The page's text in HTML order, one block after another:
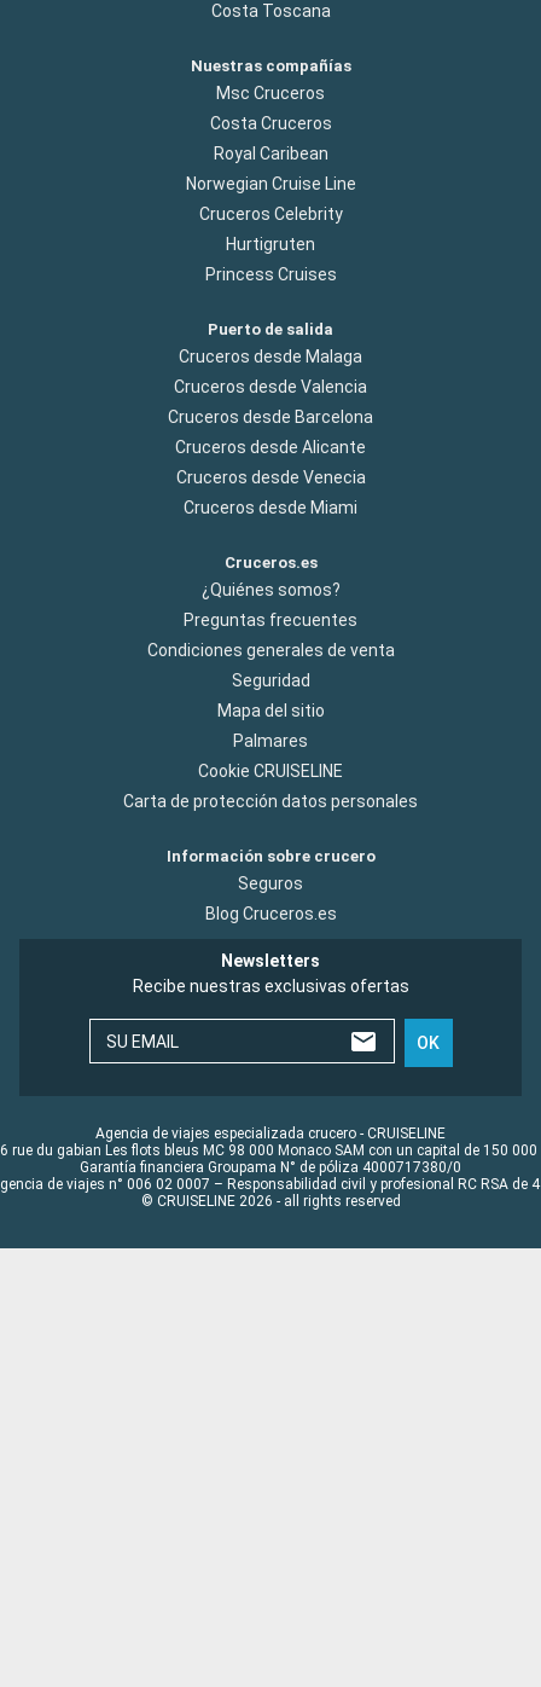
Costa Toscana
Nuestras compañías
Msc Cruceros
Costa Cruceros
Royal Caribean
Norwegian Cruise Line
Cruceros Celebrity
Hurtigruten
Princess Cruises
Puerto de salida
Cruceros desde Malaga
Cruceros desde Valencia
Cruceros desde Barcelona
Cruceros desde Alicante
Cruceros desde Venecia
Cruceros desde Miami
Cruceros.es
¿Quiénes somos?
Preguntas frecuentes
Condiciones generales de venta
Seguridad
Mapa del sitio
Palmares
Cookie CRUISELINE
Carta de protección datos personales
Información sobre crucero
Seguros
Blog Cruceros.es
Newsletters
Recibe nuestras exclusivas ofertas
SU EMAIL OK
Agencia de viajes especializada crucero - CRUISELINE
rue du gabian Les flots bleus MC 98 000 Monaco SAM con un capital de 150 000
Garantía financiera Groupama N° de póliza 4000717380/0
de viajes n° 006 02 0007 – Responsabilidad civil y profesional RC RSA de
© CRUISELINE 2026 - all rights reserved